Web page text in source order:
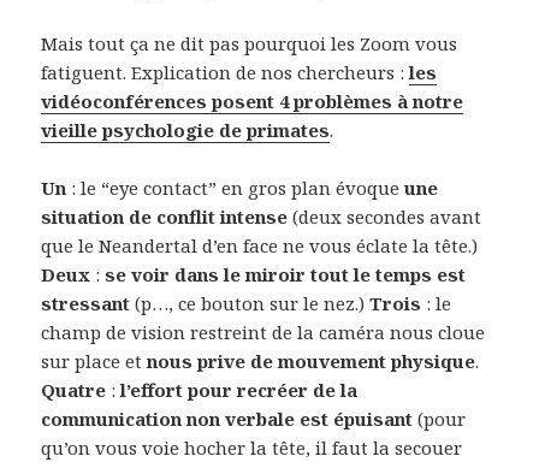
Mais tout ça ne dit pas pourquoi les Zoom vous
fatiguent. Explication de nos chercheurs :les
vidéoconférences posent 4 problèmes à notre
vieille psychologie de primates.
Un : le “eye contact” en gros plan évoqueune
situation de conflit intense (deux secondes avant
que le Neandertal d’en face ne vous éclate la tête.)
Deux :se voir dans le miroir tout le temps est
stressant (p…, ce bouton sur le nez.) Trois : le
champ de vision restreint de la caméra nous cloue
sur place etnous prive de mouvement physique.
Quatre :l’effort pour recréer de la
communication non verbale est épuisant (pour
qu’on vous voie hocher la tête, il faut la secouer